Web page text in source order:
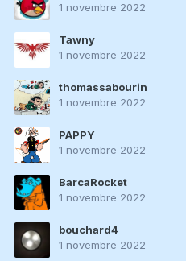
1 novembre 2022
Tawny
1 novembre 2022
thomassabourin
1 novembre 2022
PAPPY
1 novembre 2022
BarcaRocket
1 novembre 2022
bouchard4
1 novembre 2022